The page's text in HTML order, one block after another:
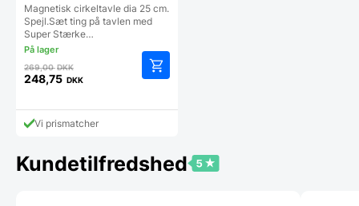
Magnetisk cirkeltavle dia 25 cm.
Spejl.Sæt ting på tavlen med
Super Stærke…
269,00DKKDen
oprindelige
var:
269,00 DKK.
248,75 DKK
aktuelle
prisVi prismatcher
Kundetilfredshed